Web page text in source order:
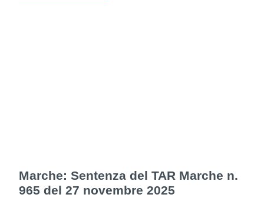
Marche: Sentenza del TAR Marche n.
965 del 27 novembre 2025